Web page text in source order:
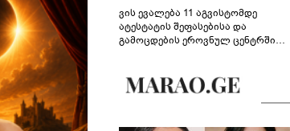
ვის ევალება 11 აგვისტომდე
ატესტატის შეფასებისა და
გამოცდების ეროვნულ ცენტრში